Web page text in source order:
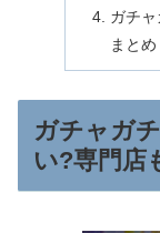
ガチ
まとめ
ガチャガ
い?専門店